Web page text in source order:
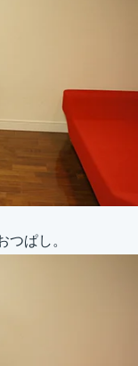
ぱし。